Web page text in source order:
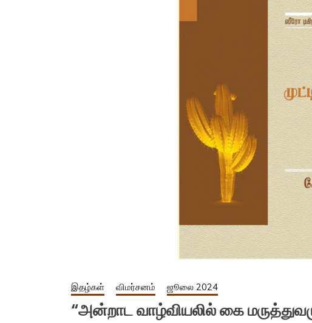
இதழ்கள் விமர்சனம் ஜூலை 2024
“அன்றாட வாழ்வியலில் கை